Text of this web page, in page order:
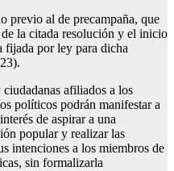
previo al de precampaña, que
la citada resolución y el inicio
fijada por ley para dicha
afiliados a los
políticos podrán manifestar a
de aspirar a una
popular y realizar las
intenciones a los miembros de
sin formalizarla